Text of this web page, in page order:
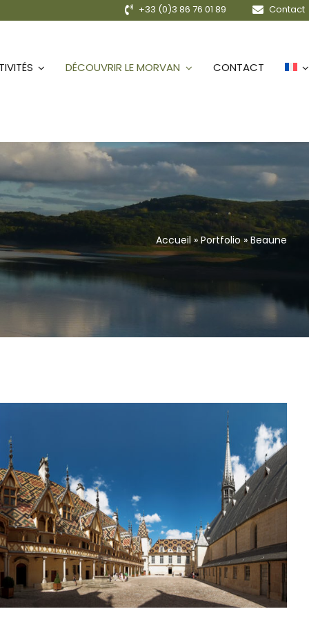
+33 (0)3 86 76 01 89 Contact
DÉCOUVRIR LE MORVAN CONTACT
Accueil »Portfolio»Beaune